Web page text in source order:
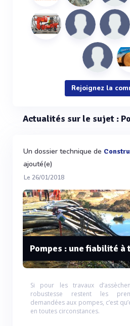
Rejoignez la
Actualités sur le sujet :
Un dossier technique de
ajouté(e)
Le 26/01/2018
Pompes : une fiabilité à
Si pour les travaux
robustesse restent les
demandées aux pompes, c’est
en toutes circonstances.